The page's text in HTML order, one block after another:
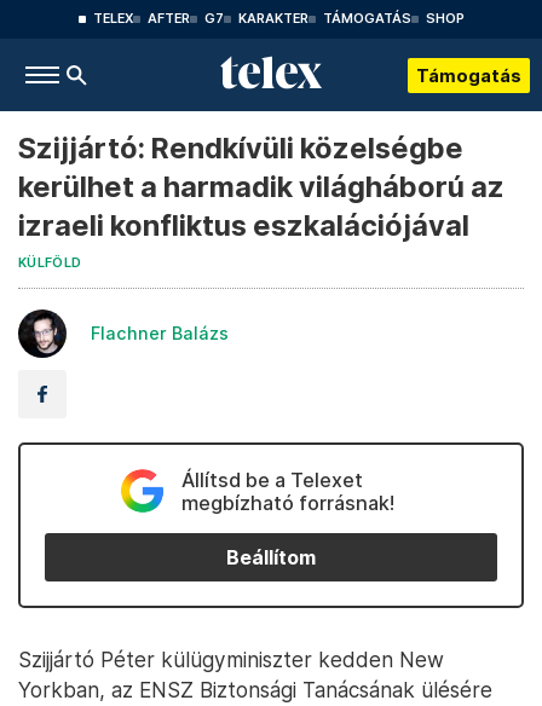
TELEX AFTER G7 KARAKTER TÁMOGATÁS SHOP
Támogatás
Szijjártó: Rendkívüli közelségbe
kerülhet a harmadik világháború az
izraeli konfliktus eszkalációjával
KÜLFÖLD
Flachner Balázs
Állítsd be a Telexet
megbízható forrásnak!
Beállítom
Szijjártó Péter külügyminiszter kedden New
Yorkban, az ENSZ Biztonsági Tanácsának ülésére